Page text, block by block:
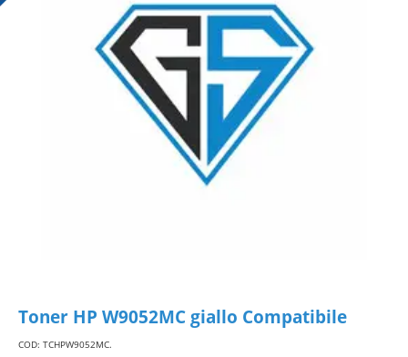
Toner HP W9052MC giallo Compatibile
COD: TCHPW9052MC.